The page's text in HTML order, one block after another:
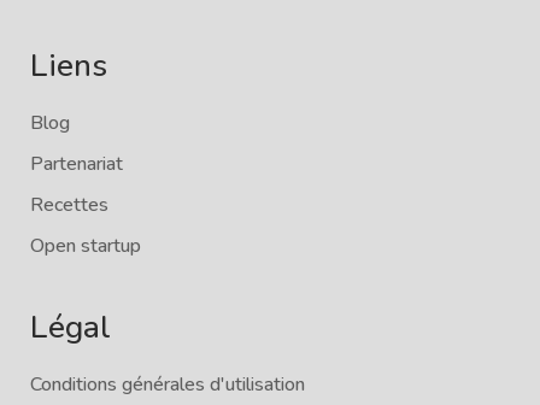
Liens
Blog
Partenariat
Recettes
Open startup
Légal
Conditions générales d'utilisation